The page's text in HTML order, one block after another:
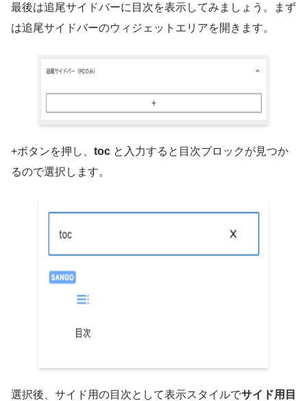
最後は追尾サイドバーに目次を表示してみましょう。まず
は追尾サイドバーのウィジェットエリアを開きます。
+ボタンを押し、 toc と入力すると目次ブロックが見つか
るので選択します。
選択後、サイド用の目次として表示スタイルでサイド用目